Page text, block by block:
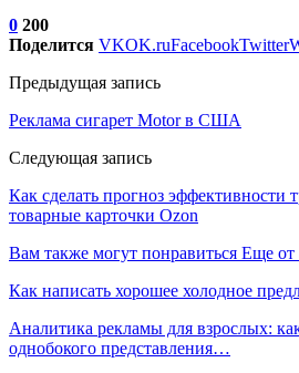
0 200
Поделится VKOK.ruFacebookTwitter
Предыдущая запись
Реклама сигарет Motor в США
Следующая запись
Как сделать прогноз эффективности
товарные карточки Ozon
Вам также могут понравиться Еще от
Как написать хорошее холодное
Аналитика рекламы для взрослых:
однобокого представления…